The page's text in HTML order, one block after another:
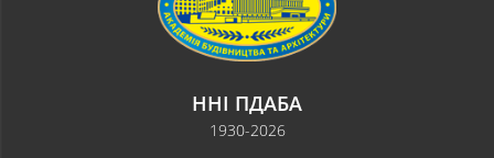
ННІ ПДАБА
1930-2026